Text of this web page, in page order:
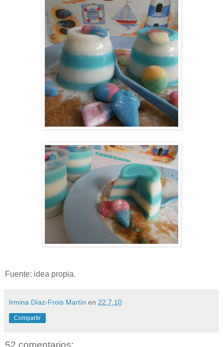
Fuente: idea propia.
Irmina Díaz-Frois Martín en 22.7.10
Compartir
52 comentarios: